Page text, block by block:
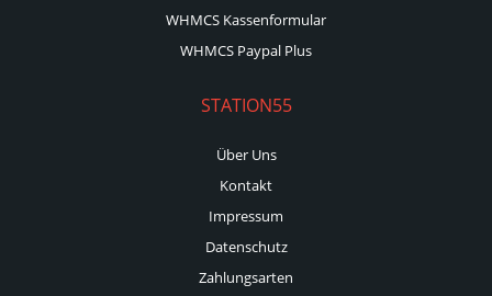
WHMCS Kassenformular
WHMCS Paypal Plus
STATION55
Über Uns
Kontakt
Impressum
Datenschutz
Zahlungsarten